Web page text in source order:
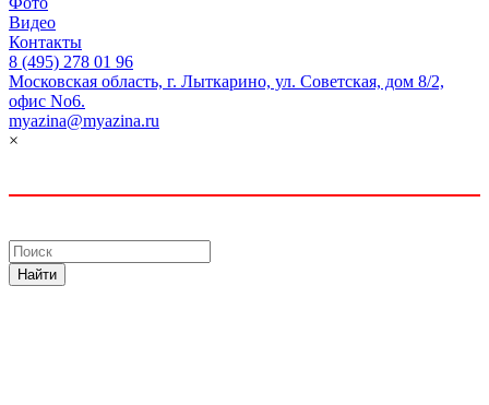
Видео
Контакты
8 (495) 278 01 96
Московская область, г. Лыткарино, ул. Советская, дом 8/2,
офис No6.
myazina@myazina.ru
×
Найти